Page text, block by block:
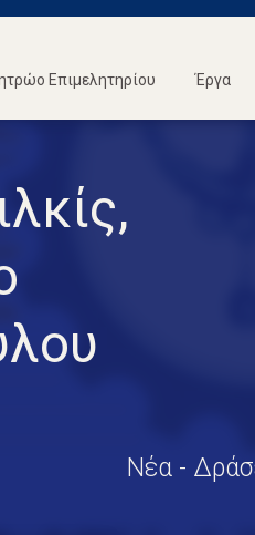
Επιμελητηρίου Έργα
Νέα -